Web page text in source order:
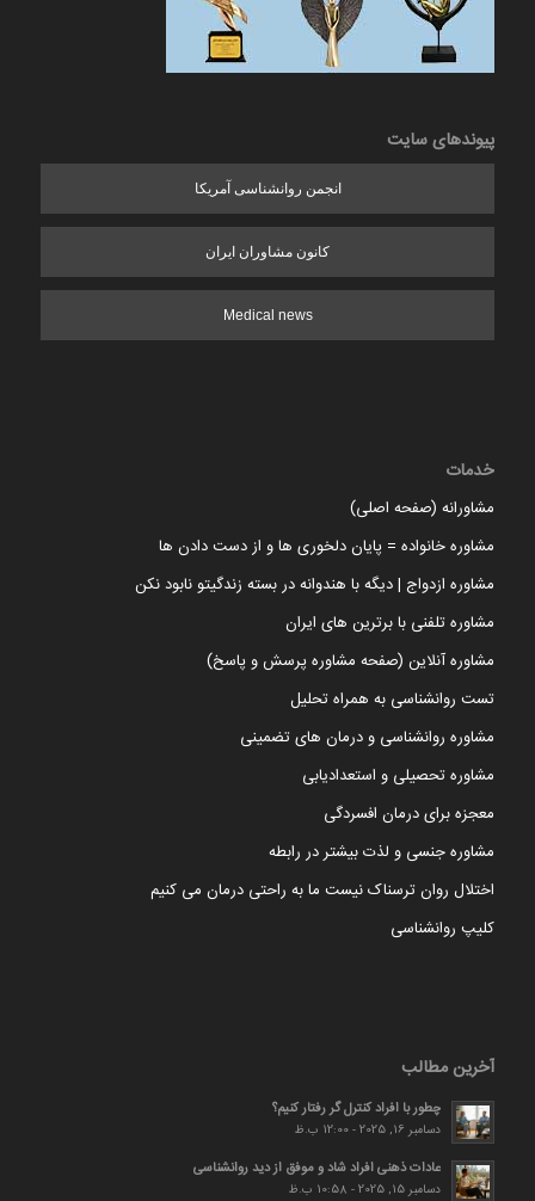
پیوندهای سایت
انجمن روانشناسی آمریکا
کانون مشاوران ایران
Medical news
خدمات
مشاورانه (صفحه اصلی)
مشاوره خانواده = پایان دلخوری ها و از دست دادن ها
مشاوره ازدواج | دیگه با هندوانه در بسته زندگیتو نابود نکن
مشاوره تلفنی با برترین های ایران
مشاوره آنلاین (صفحه مشاوره پرسش و پاسخ)
تست روانشناسی به همراه تحلیل
مشاوره روانشناسی و درمان های تضمینی
مشاوره تحصیلی و استعدادیابی
معجزه برای درمان افسردگی
مشاوره جنسی و لذت بیشتر در رابطه
اختلال روان ترسناک نیست ما به راحتی درمان می کنیم
کلیپ روانشناسی
آخرین مطالب
چطور با افراد کنترل گر رفتار کنیم؟
دسامبر 16, 2025 - 12:00 ب.ظ
عادات ذهنی افراد شاد و موفق از دید روانشناسی
دسامبر 15, 2025 - 10:58 ب.ظ